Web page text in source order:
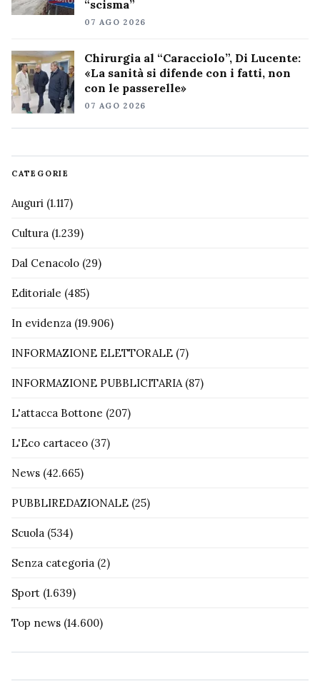
“scisma”
07 AGO 2026
Chirurgia al “Caracciolo”, Di Lucente:
«La sanità si difende con i fatti, non
con le passerelle»
07 AGO 2026
CATEGORIE
Auguri (1.117)
Cultura (1.239)
Dal Cenacolo (29)
Editoriale (485)
In evidenza (19.906)
INFORMAZIONE ELETTORALE (7)
INFORMAZIONE PUBBLICITARIA(87)
L'attacca Bottone (207)
L'Eco cartaceo (37)
News (42.665)
PUBBLIREDAZIONALE (25)
Scuola (534)
Senza categoria (2)
Sport (1.639)
Top news (14.600)